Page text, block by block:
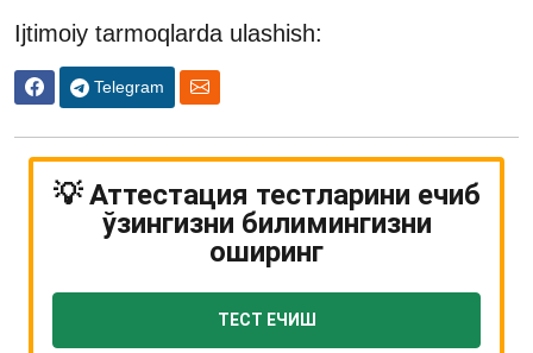
Ijtimoiy tarmoqlarda ulashish:
Telegram
💡 Аттестация тестларини ечиб
ўзингизни билимингизни
оширинг
ТЕСТ ЕЧИШ